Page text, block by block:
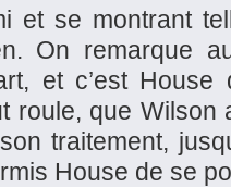
et se montrant
On remarque
et c’est
roule, que
traitement,
House de se